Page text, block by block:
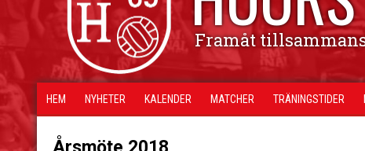
Framåt
HEM NYHETER KALENDER MATCHER TRÄNINGSTIDER